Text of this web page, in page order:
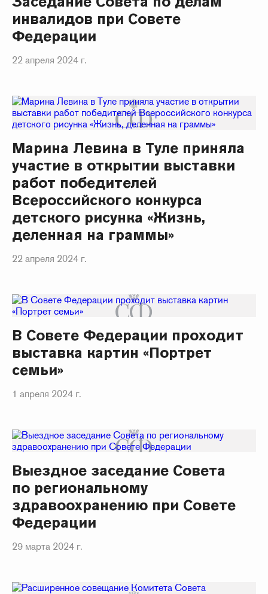
инвалидов при Совете
Федерации
22 апреля 2024 г.
Марина Левина в Туле приняла
участие в открытии выставки
работ победителей
Всероссийского конкурса
детского рисунка «Жизнь,
деленная на граммы»
22 апреля 2024 г.
В Совете Федерации проходит
выставка картин «Портрет
семьи»
1 апреля 2024 г.
Выездное заседание Совета
по региональному
здравоохранению при Совете
Федерации
29 марта 2024 г.